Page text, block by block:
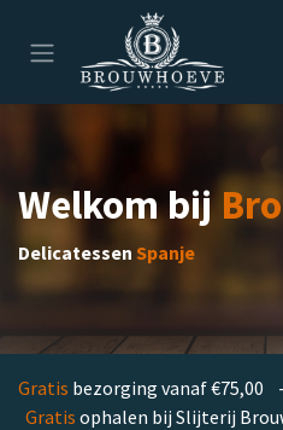
Overslaan naar inhoud
Welkom bij
Delicatessen Spanje
Gratis bezorging vanaf
Gratis ophalen bij Slijterij